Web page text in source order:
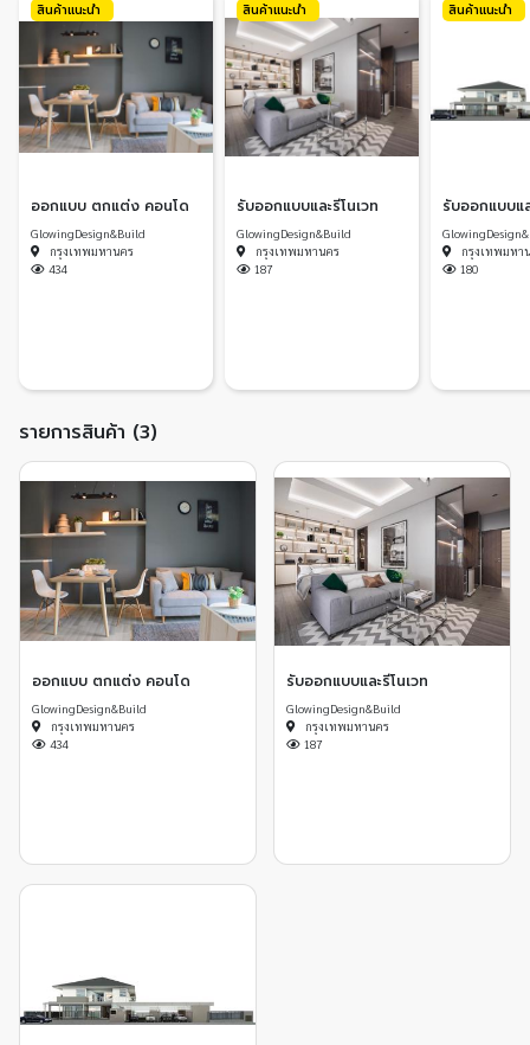
ออกแบบ ตกแต่ง คอนโด
GlowingDesign&Build
กรุงเทพมหานคร
434
สินค้าแนะนำ
รับออกแบบและรีโนเวท
GlowingDesign&Build
กรุงเทพมหานคร
187
สินค้าแนะนำ
รับออกแบบแ
กรุงเทพมหา
180
สินค้าแนะนำ
รายการสินค้า (3)
ออกแบบ ตกแต่ง คอนโด
GlowingDesign&Build
กรุงเทพมหานคร
434
รับออกแบบและรีโนเวท
GlowingDesign&Build
กรุงเทพมหานคร
187